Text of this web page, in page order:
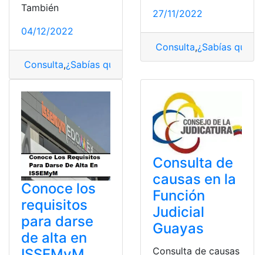
También
04/12/2022
Consulta,¿Sabías qué? Características y Precio,
27/11/2022
Consulta,¿Sabías qué?
Conoce los
requisitos
para darse
de alta en
Consulta de
causas en la
Función
Judicial
Guayas
Consulta de causas